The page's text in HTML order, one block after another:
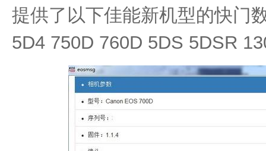
提供了以下佳能新机型的快门
5D4 750D 760D 5DS 5DSR